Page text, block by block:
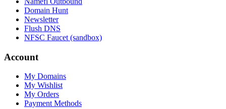
Domain Hunt
Newsletter
Flush DNS
NFSC Faucet (sandbox)
Account
My Domains
My Wishlist
My Orders
Payment Methods